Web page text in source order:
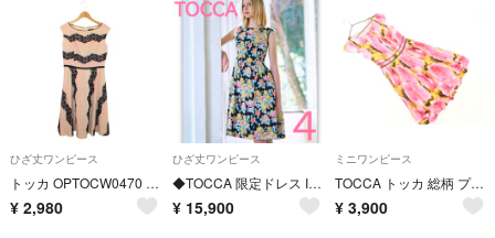
ひざ丈ワンピース
トッカ OPTOCW0470 ワンピース 0 ピンク 刺繍 IT6XV8I8MC87
¥ 2,980
ひざ丈ワンピース
◆TOCCA 限定ドレス I CHERISH LIBERTY 花柄 ワンピース 4 リバティ社コラボ
¥ 15,900
ミニワンピース
TOCCA トッカ 総柄 プリーツ ワンピース size0/ピンク ■◆ レディース
¥ 3,900